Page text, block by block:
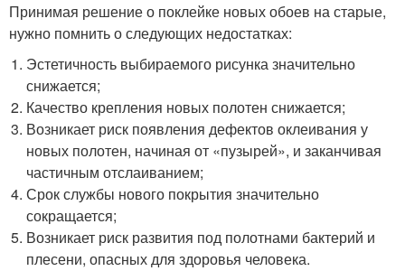
Принимая решение о поклейке новых обоев на старые,
нужно помнить о следующих недостатках:
Эстетичность выбираемого рисунка значительно
снижается;
Качество крепления новых полотен снижается;
Возникает риск появления дефектов оклеивания у
новых полотен, начиная от «пузырей», и заканчивая
частичным отслаиванием;
Срок службы нового покрытия значительно
сокращается;
Возникает риск развития под полотнами бактерий и
плесени, опасных для здоровья человека.